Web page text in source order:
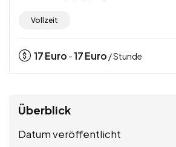
Vollzeit
17Euro -17Euro / Stunde
Überblick
Datum veröffentlicht